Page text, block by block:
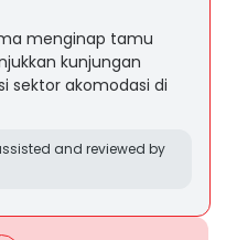
menginap tamu
kunjungan
sektor akomodasi di
and reviewed by